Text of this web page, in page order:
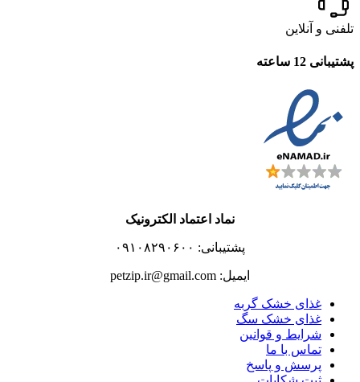
تلفنی و آنلاین
پشتیبانی 12 ساعته
نماد اعتماد الکترونیک
پشتیبانی: ۰۹۱۰۸۲۹۰۶۰۰
ایمیل: petzip.ir@gmail.com
غذای خشک گربه
غذای خشک سگ
شرایط و قوانین
تماس با ما
پرسش و پاسخ